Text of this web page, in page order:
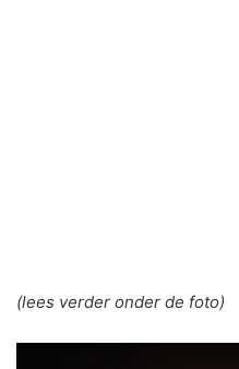
(lees verder onder de foto)